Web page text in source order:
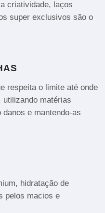
criatividade, laços
super exclusivos são o
respeita o limite até onde
utilizando matérias
e mantendo-as
hidratação de
pelos macios e